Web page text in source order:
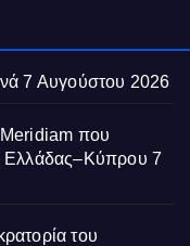
7 Αυγούστου 2026
Meridiam που
Ελλάδας–Κύπρου 7
του